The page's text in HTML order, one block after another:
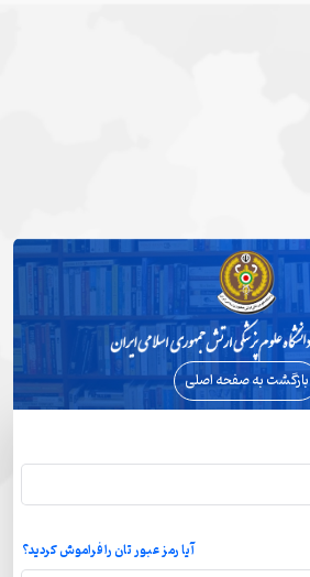
بازگشت به صفحه اصلی
آیا رمز عبور تان را فراموش کردید؟